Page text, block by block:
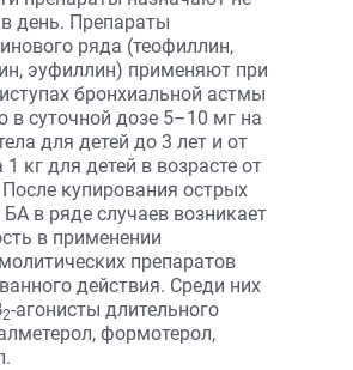
день. Препараты
ряда (теофиллин,
эуфиллин) применяют при
бронхиальной астмы
в суточной дозе 5–10 мг на
для детей до 3 лет и от
кг для детей в возрасте от
купирования острых
в ряде случаев возникает
в применении
препаратов
действия. Среди них
2-агонисты длительного
формотерол,